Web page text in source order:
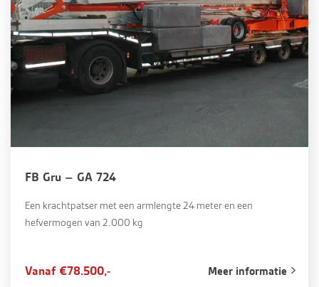
FB Gru – GA 724
Een krachtpatser met een armlengte 24 meter en een
hefvermogen van 2.000 kg
Vanaf €78.500,- Meer informatie